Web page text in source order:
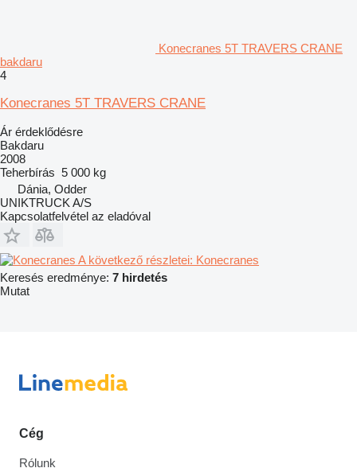
Konecranes 5T TRAVERS CRANE
bakdaru
4
Konecranes 5T TRAVERS CRANE
Ár érdeklődésre
Bakdaru
2008
Teherbírás 5 000 kg
Dánia, Odder
UNIKTRUCK A/S
Kapcsolatfelvétel az eladóval
A következő részletei: Konecranes
Keresés eredménye: 7 hirdetés
Mutat
Cég
Rólunk